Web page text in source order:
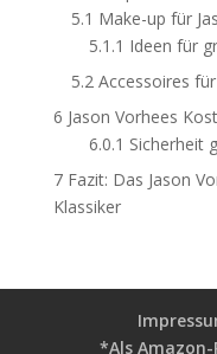
5.1 Make-up für
5.1.1 Ideen für
5.2Accessoires
6 Jason Vorhees
6.0.1 Sicherheit
7Fazit: Das Jason
Klassiker
*Als